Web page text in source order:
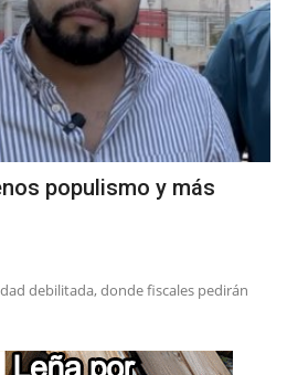
populismo y más
debilitada, donde fiscales pedirán